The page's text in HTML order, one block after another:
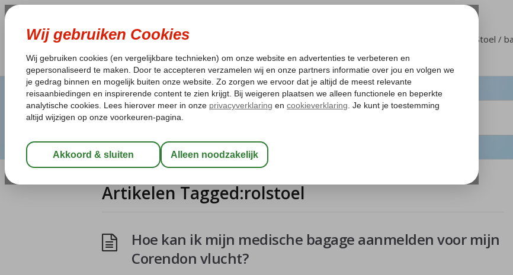
Stoel /
Artikelen Tagged:rolstoel
Hoe kan ik mijn medische bagage aanmelden voor mijn
Corendon vlucht?